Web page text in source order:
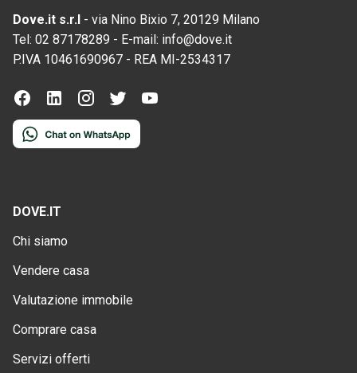
Dove.it s.r.l - via Nino Bixio 7, 20129 Milano
Tel: 02 87178289 - E-mail: info@dove.it
P.IVA 10461690967 - REA MI-2534317
DOVE.IT
Chi siamo
Vendere casa
Valutazione immobile
Comprare casa
Servizi offerti